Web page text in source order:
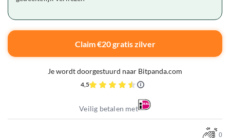
Claim €20 gratis zilver
Je wordt doorgestuurd naar Bitpanda.com
4,5
Veilig betalen met
0